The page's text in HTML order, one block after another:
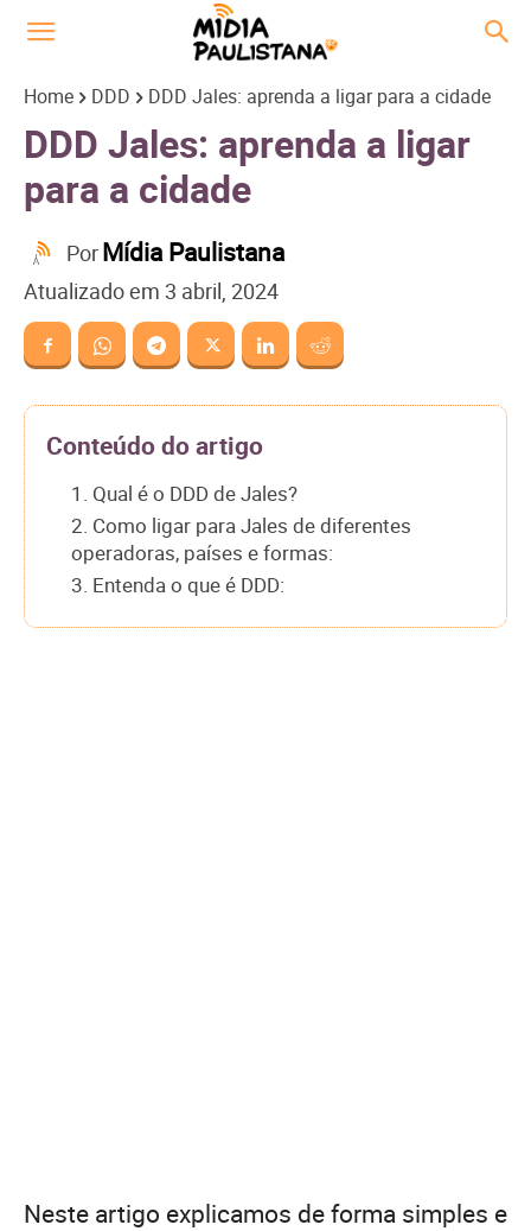
Home DDD DDD Jales: aprenda a ligar para a cidade
DDD Jales: aprenda a ligar
para a cidade
PorMídia Paulistana
Atualizado em 3 abril, 2024
Conteúdo do artigo
1. Qual é o DDD de Jales?
2. Como ligar para Jales de diferentes
operadoras, países e formas:
3. Entenda o que é DDD:
Neste artigo explicamos de forma simples e